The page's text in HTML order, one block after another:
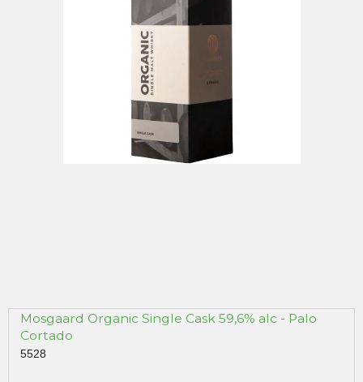
Mosgaard Organic Single Cask 59,6% alc - Palo
Cortado
5528